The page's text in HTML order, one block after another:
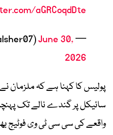
aGRCoqdDte
— Jan Sher (@realsher07)
June 30,
2026
پولیس کا کہنا ہے کہ ملزمان
سائیکل پر گندے نالے تک
واقعے کی سی سی ٹی وی فوٹیج